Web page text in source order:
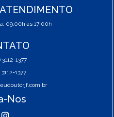
09:00h às 17:00h
1377
3112-1377
Nos